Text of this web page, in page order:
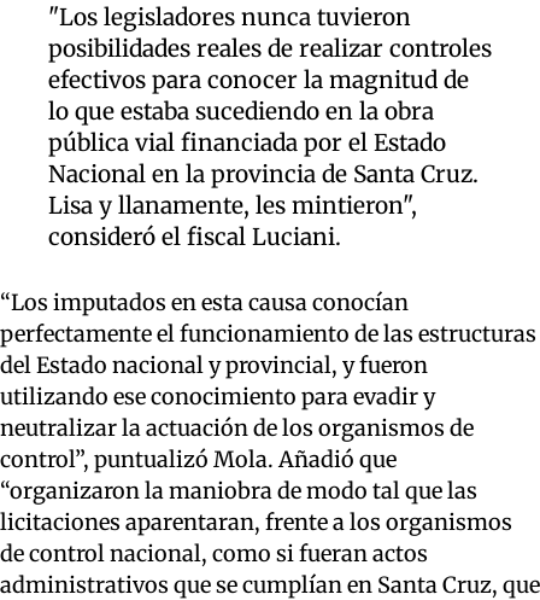
"Los legisladores nunca tuvieron
posibilidades reales de realizar controles
efectivos para conocer la magnitud de
lo que estaba sucediendo en la obra
pública vial financiada por el Estado
Nacional en la provincia de Santa Cruz.
Lisa y llanamente, les mintieron",
consideró el fiscal Luciani.
“Los imputados en esta causa conocían
perfectamente el funcionamiento de las estructuras
del Estado nacional y provincial, y fueron
utilizando ese conocimiento para evadir y
neutralizar la actuación de los organismos de
control”, puntualizó Mola. Añadió que
“organizaron la maniobra de modo tal que las
licitaciones aparentaran, frente a los organismos
de control nacional, como si fueran actos
administrativos que se cumplían en Santa Cruz, que